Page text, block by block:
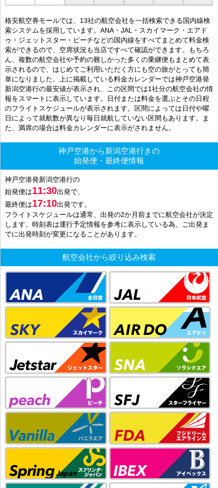
格安航空券モールでは、13社の航空会社を一括検索できる国内線検
索システムを採用しています。ANA・JAL・スカイマーク・エアド
ゥ・ジェットスター・ピーチなどの国内線をすべてまとめて料金検
索ができるので、空席状況も当店ですべて確認ができます。もちろ
ん、複数の航空会社や予約の難しかった多くの乗継便もまとめて表
示されるので、はじめてご利用いただく方にも空の旅がとっても簡
単になりました。上に掲載している料金カレンダーでは神戸空港発
新潟空港行の最安値が表示され、この区間では1社分の航空会社の情
報をスマートに表示しています。日付または料金を選ぶとその日程
のフライトスケジュールが表示されます。区間によっては日付や曜
日によって就航数が異なり毎日就航していない区間もあります。ま
た、満席の場合は料金カレンダーに表示がされません。
神戸空港から新潟空港行きの
始発便・最終便情報
神戸空港発新潟空港行の
始発便は11:30出発で、
最終便は17:10出発です。
フライトスケジュールは通常、出発の2か月前までに航空会社が決定
します。時刻表は運行予定情報を参考に表示している為、ご出発ま
でに出発時刻が変更になることがあります。
航空会社から絞り込み検索